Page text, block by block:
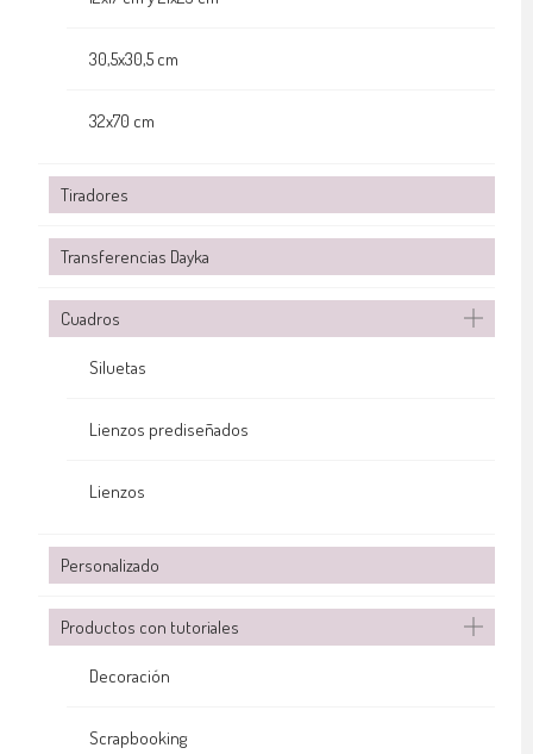
30,5x30,5 cm
32x70 cm
Tiradores
Transferencias Dayka
Cuadros
Siluetas
Lienzos prediseñados
Lienzos
Personalizado
Productos con tutoriales
Decoración
Scrapbooking